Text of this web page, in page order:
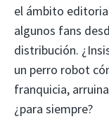
el ámbito
algunos fans
distribución.
un perro robot
franquicia,
¿para siempre?